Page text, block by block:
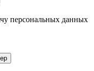
персональных данных